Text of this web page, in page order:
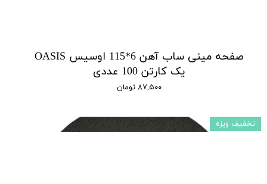
صفحه مینی ساب آهن 6*115 اوسیس OASIS
یک کارتن 100 عددی
۸۷,۵۰۰ تومان
تخفیف ویزه